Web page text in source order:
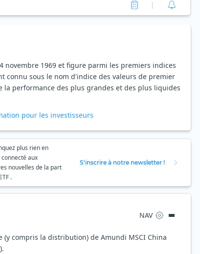
novembre 1969 et figure parmi les premiers indices
connu sous le nom d'indice des valeurs de premier
la performance des plus grandes et des plus liquides
pour les investisseurs
plus rien en
aux
nouvelles de la part
.
S'inscrire à notre newsletter !
NAV
(y compris la distribution) de Amundi MSCI China